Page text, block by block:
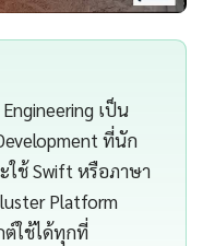
เป็น
ที่นัก
ใช้ Swift หรือภาษา
Platform
ต์ใช้ได้ทุกที่